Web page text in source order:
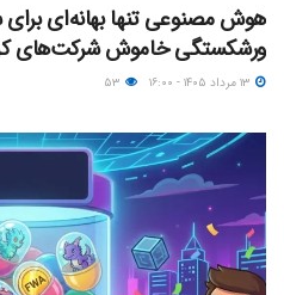
هوش مصنوعی تنها بهانه‌ای
ورشکستگی خاموش شرکت‌های